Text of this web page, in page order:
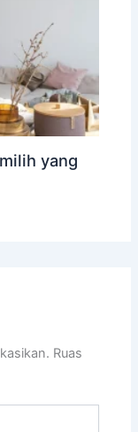
yang
Ruas